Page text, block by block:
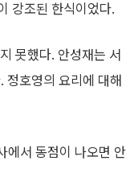
강조된 한식이었다.
못했다. 안성재는 서
정호영의 요리에 대해
에서 동점이 나오면 안